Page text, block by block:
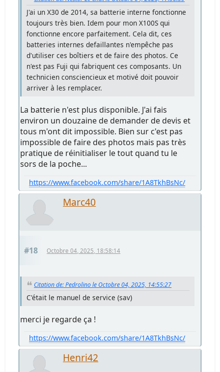
J'ai un X30 de 2014, sa batterie interne fonctionne
toujours très bien. Idem pour mon X100S qui
fonctionne encore parfaitement. Cela dit, ces
batteries internes defaillantes n'empêche pas
d'utiliser ces boîtiers et de faire des photos. Ce
n'est pas Fuji qui fabriquent ces composants. Un
technicien consciencieux et motivé doit pouvoir
arriver à les remplacer.
La batterie n'est plus disponible. J'ai fais
environ un douzaine de demander de devis et
tous m'ont dit impossible. Bien sur c'est pas
impossible de faire des photos mais pas très
pratique de réinitialiser le tout quand tu le
sors de la poche...
https://www.facebook.com/share/1A8TkhBsNc/
Marc40
#18 Octobre 04, 2025, 18:58:14
Citation de: Pedrolino le Octobre 04, 2025, 14:55:27
C'était le manuel de service (sav)
merci je regarde ça !
https://www.facebook.com/share/1A8TkhBsNc/
Henri42